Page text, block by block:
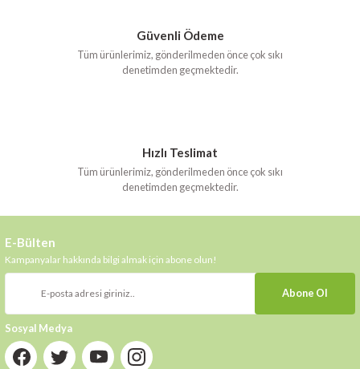
Güvenli Ödeme
Tüm ürünlerimiz, gönderilmeden önce çok sıkı
denetimden geçmektedir.
Hızlı Teslimat
Tüm ürünlerimiz, gönderilmeden önce çok sıkı
denetimden geçmektedir.
E-Bülten
Kampanyalar hakkında bilgi almak için abone olun!
Abone Ol
Sosyal Medya